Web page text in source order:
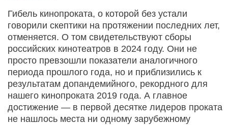
Гибель кинопроката, о которой без устали
говорили скептики на протяжении последних лет,
отменяется. О том свидетельствуют сборы
российских кинотеатров в 2024 году. Они не
просто превзошли показатели аналогичного
периода прошлого года, но и приблизились к
результатам допандемийного, рекордного для
нашего кинопроката 2019 года. А главное
достижение — в первой десятке лидеров проката
не нашлось места ни одному зарубежному